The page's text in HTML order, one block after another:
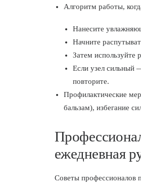
Алгоритм работы,
Нанесите
Начните
Затем используйте
Если узел сильный
повторите.
Профилактические
бальзам), избегание
ежедневная
Советы профессионалов